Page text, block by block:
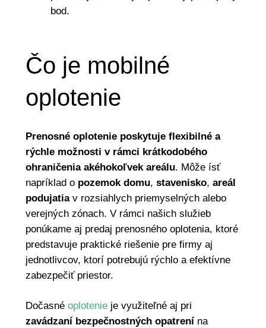
bod.
Čo je mobilné
oplotenie
Prenosné oplotenie poskytuje flexibilné a
rýchle možnosti v rámci krátkodobého
ohraničenia akéhokoľvek areálu. Môže ísť
napríklad o pozemok domu, stavenisko, areál
podujatia v rozsiahlych priemyselných alebo
verejných zónach. V rámci našich služieb
ponúkame aj predaj prenosného oplotenia, ktoré
predstavuje praktické riešenie pre firmy aj
jednotlivcov, ktorí potrebujú rýchlo a efektívne
zabezpečiť priestor.
Dočasné oplotenieje využiteľné aj pri
zavádzaní bezpečnostných opatrení na